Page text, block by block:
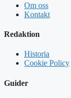
Om oss
Kontakt
Redaktion
Historia
Cookie Policy
Guider